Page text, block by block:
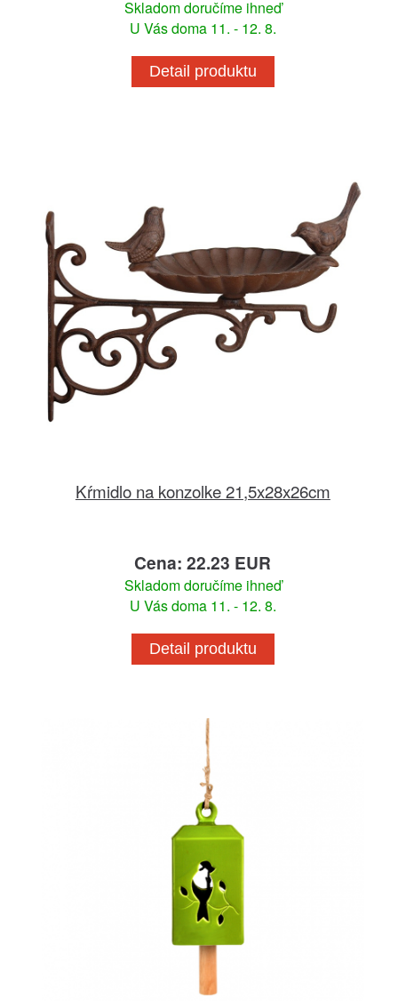
Skladom doručíme ihneď
U Vás doma 11. - 12. 8.
Detail produktu
Kŕmidlo na konzolke 21,5x28x26cm
Cena: 22.23 EUR
Skladom doručíme ihneď
U Vás doma 11. - 12. 8.
Detail produktu